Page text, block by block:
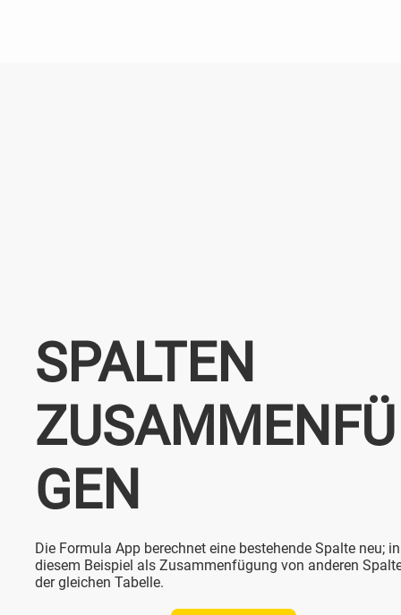
SPALTEN
ZUSAMMENFÜ
GEN
Die Formula App berechnet eine bestehende Spalte neu; in
diesem Beispiel als Zusammenfügung von anderen
der gleichen Tabelle.